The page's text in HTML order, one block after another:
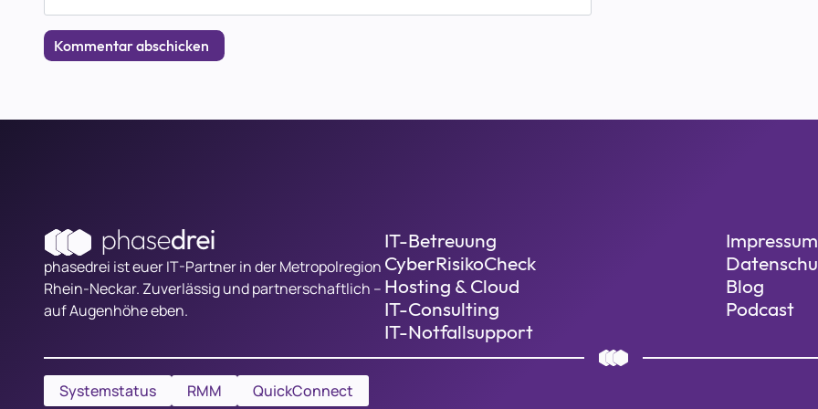
phasedrei ist euer IT-Partner in der Metropolregion
Rhein-Neckar. Zuverlässig und partnerschaftlich –
auf Augenhöhe eben.
IT-Betreuung
CyberRisikoCheck
Hosting & Cloud
IT-Consulting
IT-Notfallsupport
Impressum
Blog
Podcast
Systemstatus RMM QuickConnect